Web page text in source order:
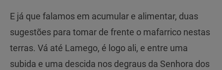
E já que falamos em acumular e alimentar, duas
sugestões para tomar de frente o mafarrico nestas
terras. Vá até Lamego, é logo ali, e entre uma
subida e uma descida nos degraus da Senhora dos